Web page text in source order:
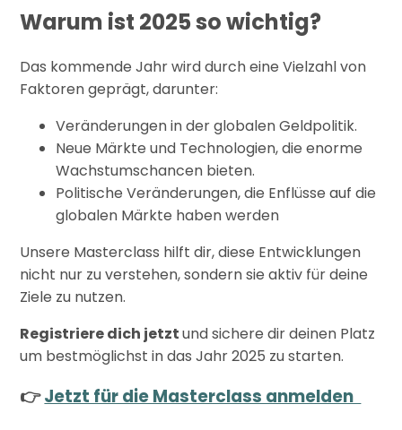
Warum ist 2025 so wichtig?
Das kommende Jahr wird durch eine Vielzahl von
Faktoren geprägt, darunter:
Veränderungen in der globalen Geldpolitik.
Neue Märkte und Technologien, die enorme
Wachstumschancen bieten.
Politische Veränderungen, die Enflüsse auf die
globalen Märkte haben werden
Unsere Masterclass hilft dir, diese Entwicklungen
nicht nur zu verstehen, sondern sie aktiv für deine
Ziele zu nutzen.
Registriere dich jetztund sichere dir deinen Platz
um bestmöglichst in das Jahr 2025 zu starten.
👉Jetzt für die Masterclass anmelden